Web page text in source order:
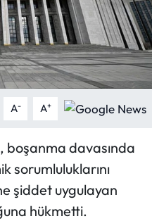
A- A+
boşanma davasında
sorumluluklarını
şiddet uygulayan
hükmetti.